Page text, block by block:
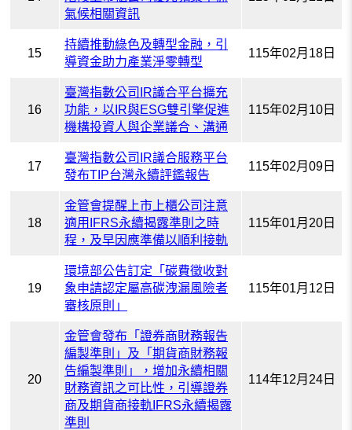
氣候相關資訊
15
持續推動綠色及轉型金融，引
導資金助力產業淨零轉型
115年02月18日
16
臺灣指數公司IR議合平台擴充
功能，以IR與ESG雙引擎促進
機構投資人與企業議合、溝通
115年02月10日
17
臺灣指數公司IR議合服務平台
發布TIP台灣永續評鑑報告
115年02月09日
18
金管會提醒上市上櫃公司注意
適用IFRS永續揭露準則之時
程，及早因應準備以順利接軌
115年01月20日
19
環境部公告訂定「碳費徵收對
象申請認定屬高碳洩漏風險者
審核原則」
115年01月12日
20
金管會發布「證券商財務報告
編製準則」及「期貨商財務報
告編製準則」，增加永續相關
財務資訊之可比性，引導證券
商及期貨商接軌IFRS永續揭露
準則
114年12月24日